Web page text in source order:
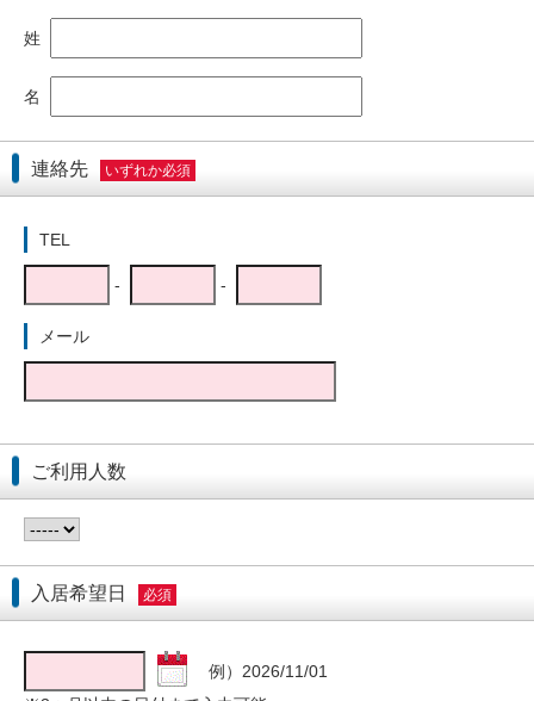
姓
名
連絡先 いずれか必須
TEL
- -
メール
ご利用人数
入居希望日 必須
例）2026/11/01